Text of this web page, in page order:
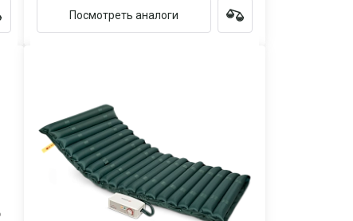
Посмотреть аналоги